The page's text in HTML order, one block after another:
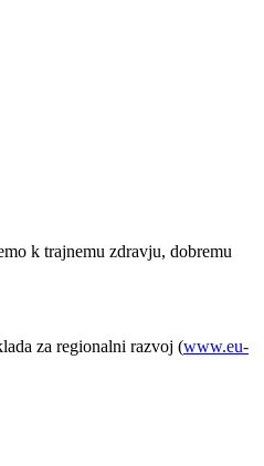
k trajnemu zdravju, dobremu
za regionalni razvoj (www.eu-